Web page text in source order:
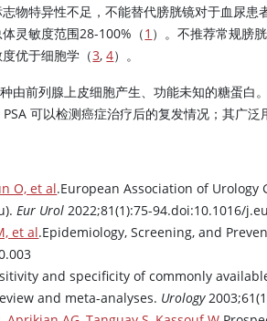
物特异性不足，不能替代膀胱镜对于血尿患
灵敏度范围28-100%（1 ）。不推荐常规膀
优于细胞学（3,4）。
由前列腺上皮细胞产生、功能未知的糖蛋白
可以检测癌症治疗后的复发情况；其广
O, et al.European Association of
Eur Urol2022;81(1):75-94.doi:10.1016/
et al.Epidemiology, Screening, and
and specificity of commonly
and meta-analyses. Urology